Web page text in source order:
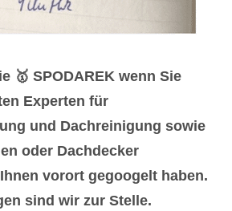
🥇 SPODAREK wenn Sie
Experten für
und Dachreinigung sowie
oder Dachdecker
vorort gegoogelt haben.
sind wir zur Stelle.